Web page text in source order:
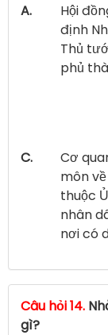
A.
Hội
định
Thủ
phủ
C.
Cơ
môn
thuộc
nhân
nơi có
Câu hỏi 14.
gì?